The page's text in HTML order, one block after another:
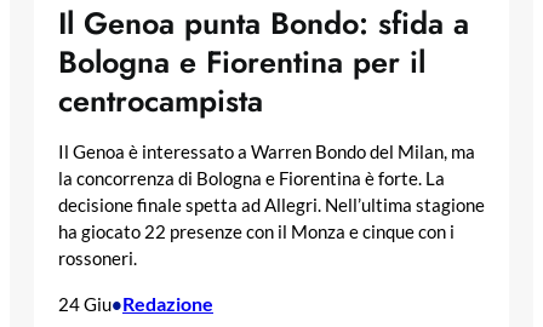
Il Genoa punta Bondo: sfida a
Bologna e Fiorentina per il
centrocampista
Il Genoa è interessato a Warren Bondo del Milan, ma
la concorrenza di Bologna e Fiorentina è forte. La
decisione finale spetta ad Allegri. Nell’ultima stagione
ha giocato 22 presenze con il Monza e cinque con i
rossoneri.
24 Giu•Redazione